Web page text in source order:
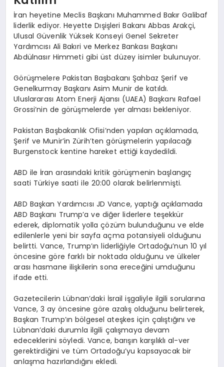
İran heyetine Meclis Başkanı Muhammed Bakır Galibaf
liderlik ediyor. Heyette Dışişleri Bakanı Abbas Arakçi,
Ulusal Güvenlik Yüksek Konseyi Genel Sekreter
Yardımcısı Ali Bakıri ve Merkez Bankası Başkanı
Abdülnasır Himmeti gibi üst düzey isimler bulunuyor.
Görüşmelere Pakistan Başbakanı Şahbaz Şerif ve
Genelkurmay Başkanı Asim Munir de katıldı.
Uluslararası Atom Enerji Ajansı (UAEA) Başkanı Rafael
Grossi’nin de görüşmelerde yer alması bekleniyor.
Pakistan Başbakanlık Ofisi’nden yapılan açıklamada,
Şerif ve Munir’in Zürih’ten görüşmelerin yapılacağı
Burgenstock kentine hareket ettiği kaydedildi.
ABD ile İran arasındaki kritik görüşmenin başlangıç
saati Türkiye saati ile 20:00 olarak belirlenmişti.
ABD Başkan Yardımcısı JD Vance, yaptığı açıklamada
ABD Başkanı Trump’a ve diğer liderlere teşekkür
ederek, diplomatik yolla çözüm bulunduğunu ve elde
edilenlerle yeni bir sayfa açma potansiyeli olduğunu
belirtti. Vance, Trump’ın liderliğiyle Ortadoğu’nun 10 yıl
öncesine göre farklı bir noktada olduğunu ve ülkeler
arası hasmane ilişkilerin sona ereceğini umduğunu
ifade etti.
Gazetecilerin Lübnan’daki İsrail işgaliyle ilgili sorularına
Vance, 3 ay öncesine göre azalış olduğunu belirterek,
Başkan Trump’ın bölgesel ateşkes için çalıştığını ve
Lübnan’daki durumla ilgili çalışmaya devam
edeceklerini söyledi. Vance, barışın karşılıklı al-ver
gerektirdiğini ve tüm Ortadoğu’yu kapsayacak bir
anlaşma hazırlandığını ekledi.